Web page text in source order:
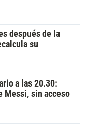
después de la
su
a las 20.30:
sin acceso